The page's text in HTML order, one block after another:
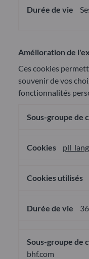
Amélioration de
Ces cookies
souvenir de vos
fonctionnalités
bhf.com